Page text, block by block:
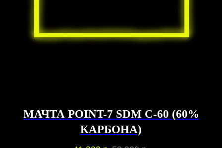
МАЧТА POINT-7 SDM C-60 (60%
КАРБОНА)